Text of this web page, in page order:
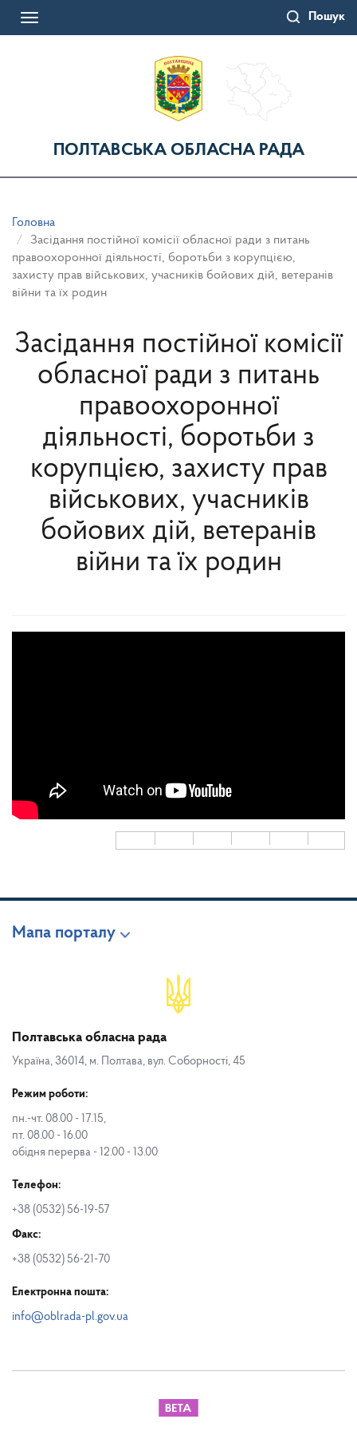
Пошук
Toggle
ПОЛТАВСЬКА ОБЛАСНА РАДА
Головна
Засідання постійної комісії обласної ради з питань
правоохоронної діяльності, боротьби з корупцією,
захисту прав військових, учасників бойових дій, ветеранів
війни та їх родин
Засідання постійної комісії
обласної ради з питань
правоохоронної
діяльності, боротьби з
корупцією, захисту прав
військових, учасників
бойових дій, ветеранів
війни та їх родин
Мапа порталу
Полтавська обласна рада
Україна, 36014, м. Полтава, вул. Соборності, 45
Режим роботи:
пн.-чт. 08.00 - 17.15,
пт. 08.00 - 16.00
обідня перерва - 12.00 - 13.00
Телефон:
+38 (0532) 56-19-57
Факс:
+38 (0532) 56-21-70
Електронна пошта:
info@oblrada-pl.gov.ua